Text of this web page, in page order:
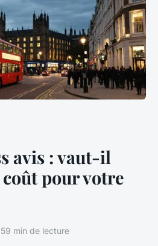
avis : vaut-il
pour votre
9 min de lecture